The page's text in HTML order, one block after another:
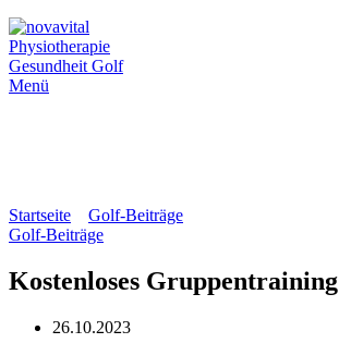
Menü
Startseite Golf-Beiträge
Golf-Beiträge
Kostenloses
26.10.2023